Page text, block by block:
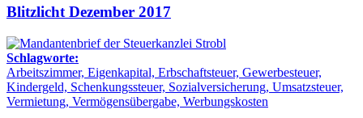
Blitzlicht Dezember 2017
Schlagworte:
Arbeitszimmer, Eigenkapital, Erbschaftsteuer, Gewerbesteuer,
Kindergeld, Schenkungssteuer, Sozialversicherung, Umsatzsteuer,
Vermietung, Vermögensübergabe, Werbungskosten